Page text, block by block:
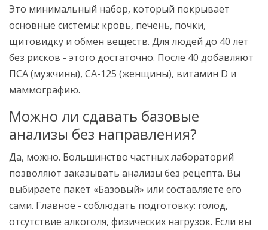
Это минимальный набор, который покрывает
основные системы: кровь, печень, почки,
щитовидку и обмен веществ. Для людей до 40 лет
без рисков - этого достаточно. После 40 добавляют
ПСА (мужчины), СА-125 (женщины), витамин D и
маммографию.
Можно ли сдавать базовые
анализы без направления?
Да, можно. Большинство частных лабораторий
позволяют заказывать анализы без рецепта. Вы
выбираете пакет «Базовый» или составляете его
сами. Главное - соблюдать подготовку: голод,
отсутствие алкоголя, физических нагрузок. Если вы